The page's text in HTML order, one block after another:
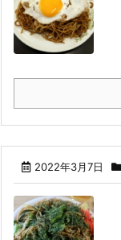
2022年3月7日